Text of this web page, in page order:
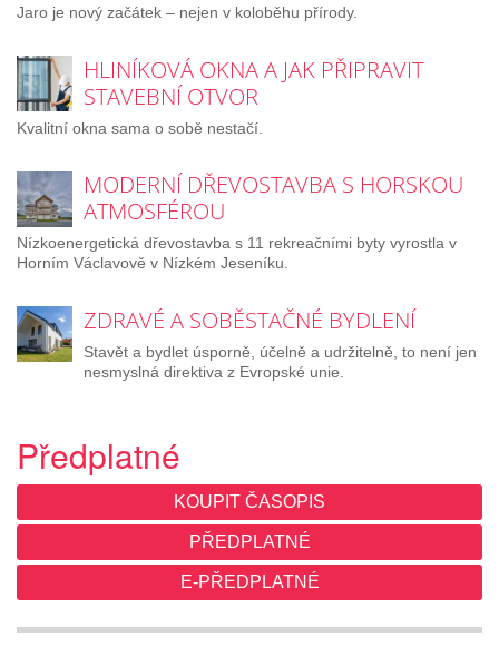
Jaro je nový začátek – nejen v koloběhu přírody.
HLINÍKOVÁ OKNA A JAK PŘIPRAVIT
STAVEBNÍ OTVOR
Kvalitní okna sama o sobě nestačí.
MODERNÍ DŘEVOSTAVBA S HORSKOU
ATMOSFÉROU
Nízkoenergetická dřevostavba s 11 rekreačními byty vyrostla v
Horním Václavově v Nízkém Jeseníku.
ZDRAVÉ A SOBĚSTAČNÉ BYDLENÍ
Stavět a bydlet úsporně, účelně a udržitelně, to není jen
nesmyslná direktiva z Evropské unie.
Předplatné
KOUPIT ČASOPIS
PŘEDPLATNÉ
E-PŘEDPLATNÉ